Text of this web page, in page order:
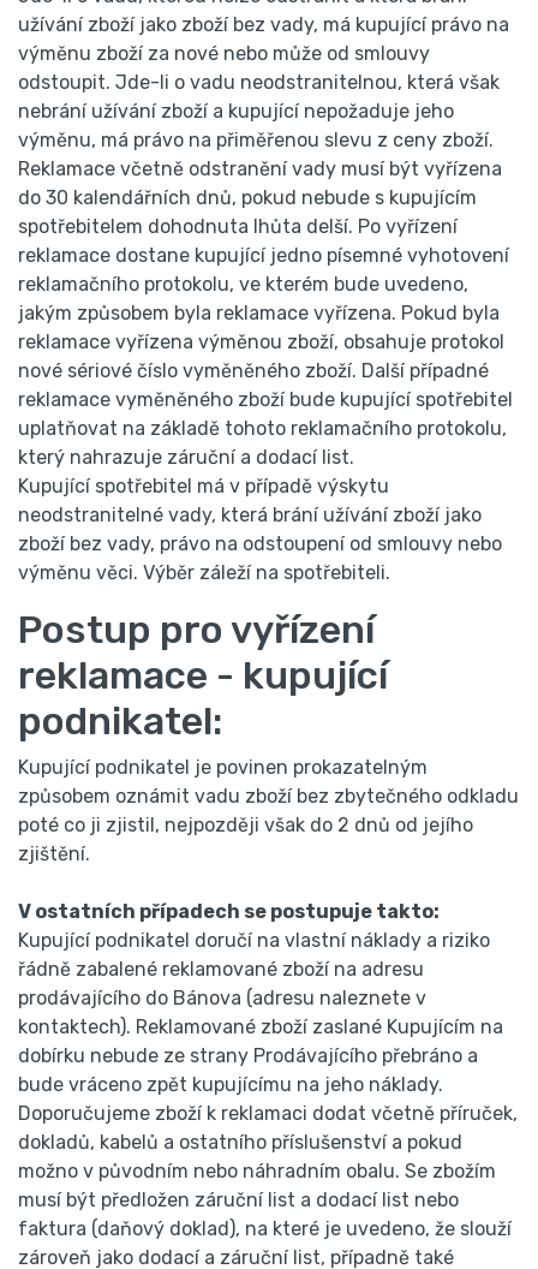
užívání zboží jako zboží bez vady, má kupující právo na
výměnu zboží za nové nebo může od smlouvy
odstoupit. Jde-li o vadu neodstranitelnou, která však
nebrání užívání zboží a kupující nepožaduje jeho
výměnu, má právo na přiměřenou slevu z ceny zboží.
Reklamace včetně odstranění vady musí být vyřízena
do 30 kalendářních dnů, pokud nebude s kupujícím
spotřebitelem dohodnuta lhůta delší. Po vyřízení
reklamace dostane kupující jedno písemné vyhotovení
reklamačního protokolu, ve kterém bude uvedeno,
jakým způsobem byla reklamace vyřízena. Pokud byla
reklamace vyřízena výměnou zboží, obsahuje protokol
nové sériové číslo vyměněného zboží. Další případné
reklamace vyměněného zboží bude kupující spotřebitel
uplatňovat na základě tohoto reklamačního protokolu,
který nahrazuje záruční a dodací list.
Kupující spotřebitel má v případě výskytu
neodstranitelné vady, která brání užívání zboží jako
zboží bez vady, právo na odstoupení od smlouvy nebo
výměnu věci. Výběr záleží na spotřebiteli.
Postup pro vyřízení
reklamace - kupující
podnikatel:
Kupující podnikatel je povinen prokazatelným
způsobem oznámit vadu zboží bez zbytečného odkladu
poté co ji zjistil, nejpozději však do 2 dnů od jejího
zjištění.
V ostatních případech se postupuje takto:
Kupující podnikatel doručí na vlastní náklady a riziko
řádně zabalené reklamované zboží na adresu
prodávajícího do Bánova (adresu naleznete v
kontaktech). Reklamované zboží zaslané Kupujícím na
dobírku nebude ze strany Prodávajícího přebráno a
bude vráceno zpět kupujícímu na jeho náklady.
Doporučujeme zboží k reklamaci dodat včetně příruček,
dokladů, kabelů a ostatního příslušenství a pokud
možno v původním nebo náhradním obalu. Se zbožím
musí být předložen záruční list a dodací list nebo
faktura (daňový doklad), na které je uvedeno, že slouží
zároveň jako dodací a záruční list, případně také